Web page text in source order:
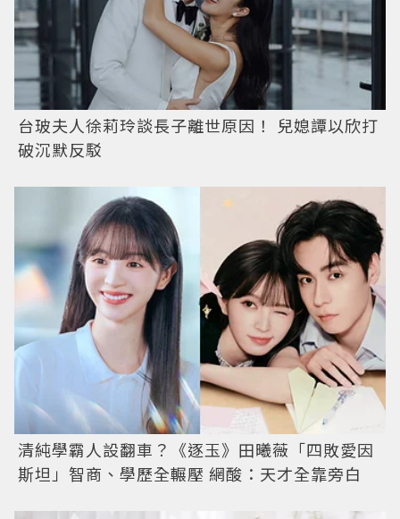
台玻夫人徐莉玲談長子離世原因！ 兒媳譚以欣打
破沉默反駁
清純學霸人設翻車？《逐玉》田曦薇「四敗愛因
斯坦」智商、學歷全輾壓 網酸：天才全靠旁白